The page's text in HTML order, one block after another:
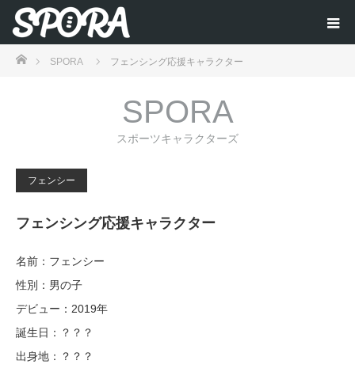
ホームSPORA フェンシング応援キャラクター
SPORA
スポーツキャラクターズ
フェンシー
フェンシング応援キャラクター
名前：フェンシー
性別：男の子
デビュー：2019年
誕生日：？？？
出身地：？？？